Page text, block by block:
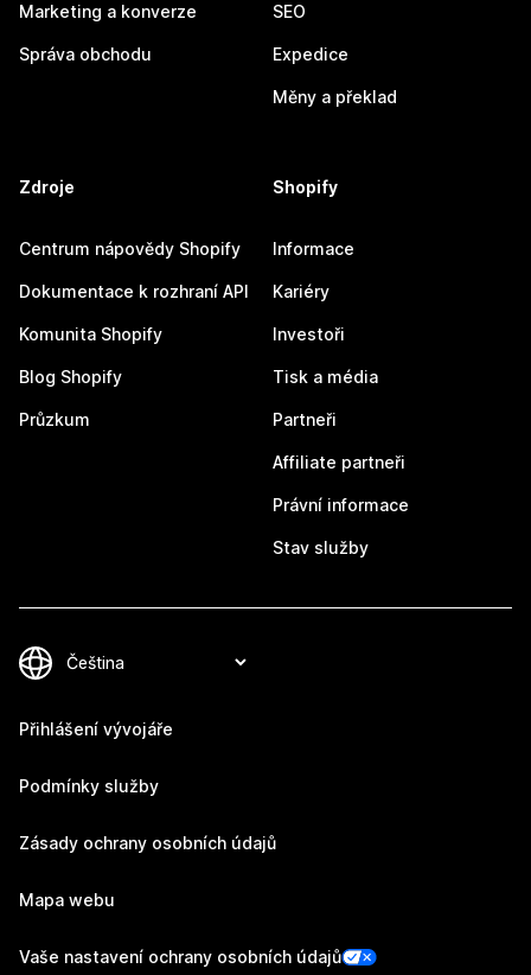
Marketing a konverze
Správa obchodu
SEO
Expedice
Měny a překlad
Zdroje
Centrum nápovědy Shopify
Dokumentace k rozhraní API
Komunita Shopify
Blog Shopify
Průzkum
Shopify
Informace
Kariéry
Investoři
Tisk a média
Partneři
Affiliate partneři
Právní informace
Stav služby
Přihlášení vývojáře
Podmínky služby
Zásady ochrany osobních údajů
Mapa webu
Vaše nastavení ochrany osobních údajů